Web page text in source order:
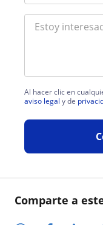
Comparte a
Al hacer clic en
aviso legal y de